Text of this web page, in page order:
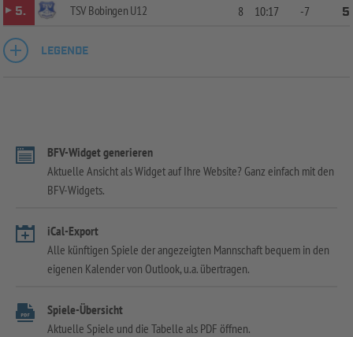
5.
TSV Bobingen U12 8 10:17 -7 5
LEGENDE
BFV-Widget generieren
Aktuelle Ansicht als Widget auf Ihre Website? Ganz einfach mit den
BFV-Widgets.
iCal-Export
Alle künftigen Spiele der angezeigten Mannschaft bequem in den
eigenen Kalender von Outlook, u.a. übertragen.
Spiele-Übersicht
Aktuelle Spiele und die Tabelle als PDF öffnen.